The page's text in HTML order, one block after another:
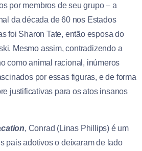
por membros de seu grupo – a
da década de 60 nos Estados
foi Sharon Tate, então esposa do
Mesmo assim, contradizendo a
como animal racional, inúmeros
por essas figuras, e de forma
justificativas para os atos insanos
, Conrad (Linas Phillips) é um
pais adotivos o deixaram de lado